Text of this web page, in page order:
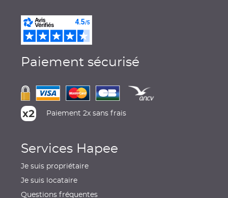
Paiement sécurisé
Paiement 2x sans frais
Services Hapee
Je suis propriétaire
Je suis locataire
Questions fréquentes